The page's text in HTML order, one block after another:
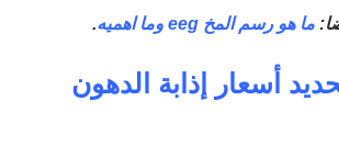
ما هو رسم المخ eeg وما اهميه .
أسعار إذابة الدهون